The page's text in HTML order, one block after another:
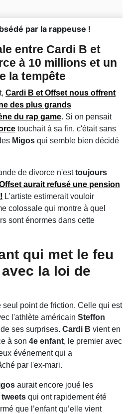
par la rappeuse !
entre Cardi B et
à 10 millions et un
la tempête
Cardi B et Offset nous offrent
des plus grands
du rap game. Si on pensait
touchait à sa fin, c'était sans
Migos qui semble bien décidé
de divorce n'esttoujours
aurait refusé une pension
! L'artiste estimerait vouloir
colossale qui montre à quel
sont énormes dans cette
qui met le feu
la loi de
seul point de friction. Celle qui est
l'athlète américain Steffon
ses surprises. Cardi B vient en
à son 4e enfant, le premier avec
événement qui a
par l'ex-mari.
aurait encore joué les
tweets qui ont rapidement été
que l’enfant qu’elle vient